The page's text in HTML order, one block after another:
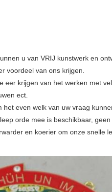
u van VRIJ kunstwerk en
voordeel van ons krijgen.
eer krijgen van het werken met
ect.
het even welk van uw vraag
orde mee is beschikbaar,
en koerier om onze snelle